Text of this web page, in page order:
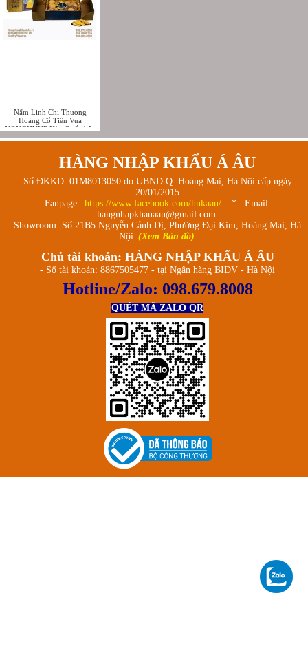
Nấm Linh Chi Thượng
Hoàng Cổ Tiến Vua
NONGHYUP Hàn Quốc hộp
1kg - 상황버섯
HÀNG NHẬP KHẨU Á ÂU
Số ĐKKD: 01M8013050 do UBND Q. Hoàng Mai, Hà Nội cấp ngày
20/01/2015
Fanpage: https://www.facebook.com/hnkaau/
* Email:
hangnhapkhauaau@gmail.com
Showroom: Số 21B5 Nguyễn Cảnh Dị, Phường Đại Kim, Hoàng Mai, Hà
Nội (Xem Bản đồ)
Chủ tài khoản: HÀNG NHẬP KHẨU Á ÂU
- Số tài khoản: 8867505477 - tại Ngân hàng BIDV - Hà Nội
Hotline/Zalo: 098.679.8008
QUÉT MÃ ZALO QR